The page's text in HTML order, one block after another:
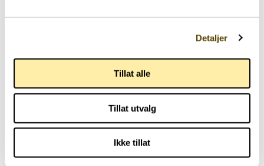
Detaljer
Tillat alle
Tillat utvalg
Ikke tillat
Arendalsuka 2026